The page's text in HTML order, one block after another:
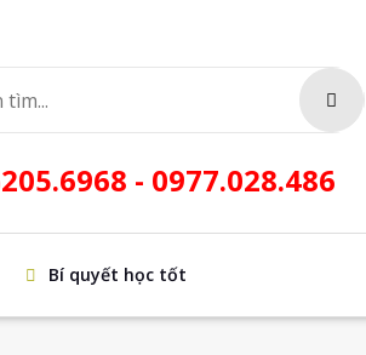
- 0977.028.486
Bí quyết học tốt